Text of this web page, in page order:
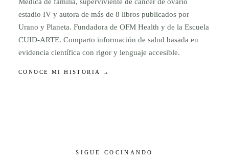
estadio IV y autora de más de 8 libros publicados por
Urano y Planeta. Fundadora de OFM Health y de la Escuela
CUID-ARTE. Comparto información de salud basada en
evidencia científica con rigor y lenguaje accesible.
CONOCE MI HISTORIA →
SIGUE COCINANDO